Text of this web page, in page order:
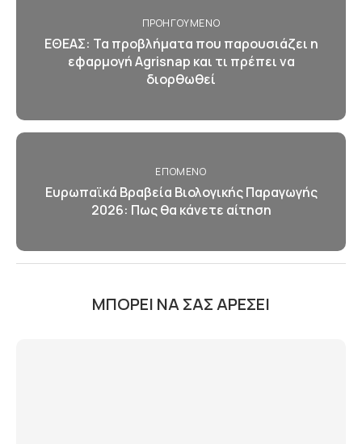
ΠΡΟΗΓΟΎΜΕΝΟ
ΕΘΕΑΣ: Τα προβλήματα που παρουσιάζει η
εφαρμογή Agrisnap και τι πρέπει να
διορθωθεί
ΕΠΌΜΕΝΟ
Ευρωπαϊκά Βραβεία Βιολογικής Παραγωγής
2026: Πως θα κάνετε αίτηση
ΜΠΟΡΕΊ ΝΑ ΣΑΣ ΑΡΈΣΕΙ